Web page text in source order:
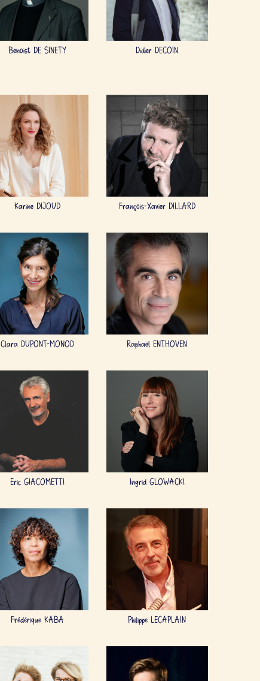
Benoist DE SINETY Didier DECOIN
Karine DIJOUD François-Xavier DILLARD
Clara DUPONT-MONOD Raphaël ENTHOVEN
Eric GIACOMETTI Ingrid GLOWACKI
Frédérique KABA Philippe LECAPLAIN